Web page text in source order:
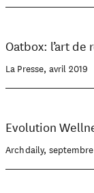
Oatbox: l’art
La Presse, avril 2019
Evolution
Archdaily,